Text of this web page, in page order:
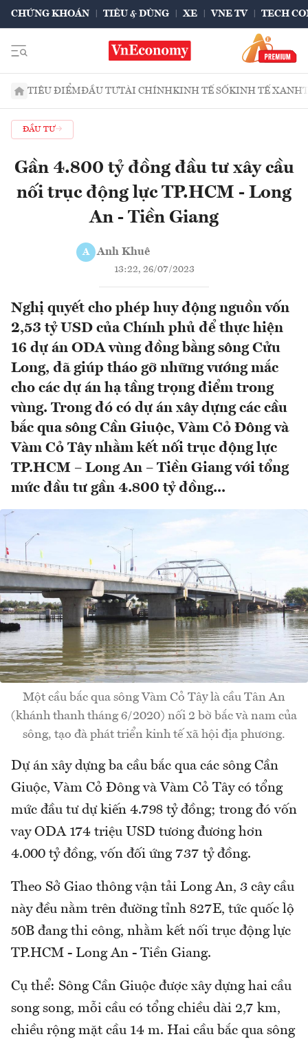
CHỨNG KHOÁN TIÊU & DÙNG XE VNE TV TECH
TIÊU ĐIỂMĐẦU TƯTÀI CHÍNHKINH TẾ SỐKINH TẾ XANH
ĐẦU TƯ
Gần 4.800 tỷ đồng đầu tư xây cầu
nối trục động lực TP.HCM - Long
An - Tiền Giang
A Anh Khuê
13:22, 26/07/2023
Nghị quyết cho phép huy động nguồn vốn
2,53 tỷ USD của Chính phủ để thực hiện
16 dự án ODA vùng đồng bằng sông Cửu
Long, đã giúp tháo gỡ những vướng mắc
cho các dự án hạ tầng trọng điểm trong
vùng. Trong đó có dự án xây dựng các cầu
bắc qua sông Cần Giuộc, Vàm Cỏ Đông và
Vàm Cỏ Tây nhằm kết nối trục động lực
TP.HCM – Long An – Tiền Giang với tổng
mức đầu tư gần 4.800 tỷ đồng...
Một cầu bắc qua sông Vàm Cỏ Tây là cầu Tân An
(khánh thanh tháng 6/2020) nối 2 bờ bắc và nam của
sông, tạo đà phát triển kinh tế xã hội địa phương.
Dự án xây dựng ba cầu bắc qua các sông Cần
Giuộc, Vàm Cỏ Đông và Vàm Cỏ Tây có tổng
mức đầu tư dự kiến 4.798 tỷ đồng; trong đó vốn
vay ODA 174 triệu USD tương đương hơn
4.000 tỷ đồng, vốn đối ứng 737 tỷ đồng.
Theo Sở Giao thông vận tải Long An, 3 cây cầu
này đều nằm trên đường tỉnh 827E, tức quốc lộ
50B đang thi công, nhằm kết nối trục động lực
TP.HCM - Long An - Tiền Giang.
Cụ thể: Sông Cần Giuộc được xây dựng hai cầu
song song, mỗi cầu có tổng chiều dài 2,7 km,
chiều rộng mặt cầu 14 m. Hai cầu bắc qua sông